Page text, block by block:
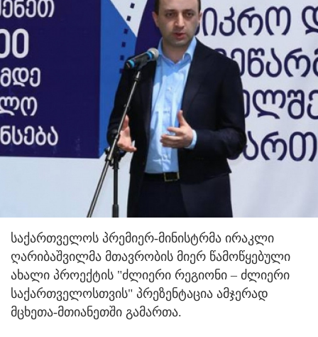
საქართველოს პრემიერ-მინისტრმა ირაკლი
ღარიბაშვილმა მთავრობის მიერ წამოწყებული
ახალი პროექტის "ძლიერი რეგიონი – ძლიერი
საქართველოსთვის" პრეზენტაცია ამჯერად
მცხეთა-მთიანეთში გამართა.